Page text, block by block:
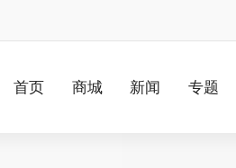
首页 商城 新闻 专题